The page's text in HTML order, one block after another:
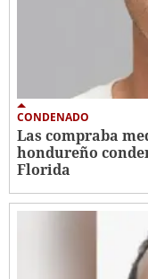
CONDENADO
Las compraba
hondureño
Florida